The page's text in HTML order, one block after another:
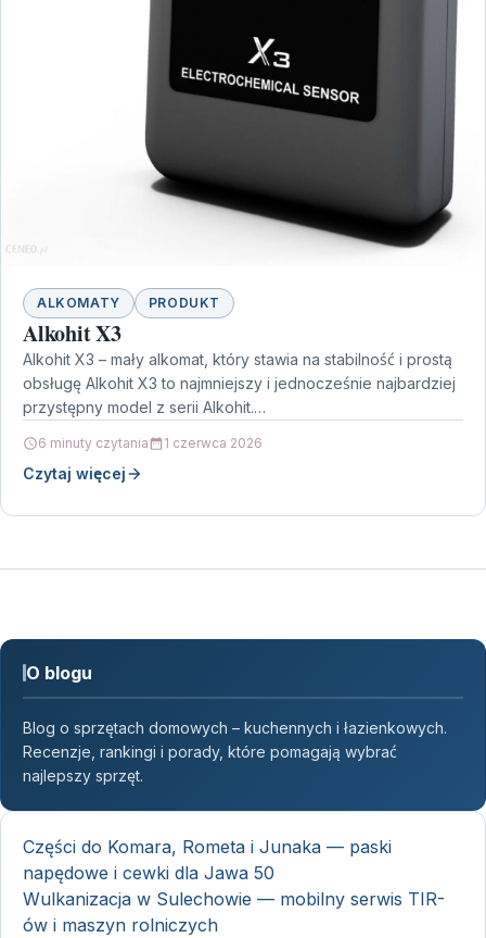
ALKOMATY PRODUKT
Alkohit X3
Alkohit X3 – mały alkomat, który stawia na stabilność i prostą
obsługę Alkohit X3 to najmniejszy i jednocześnie najbardziej
przystępny model z serii Alkohit.…
6 minuty czytania 1 czerwca 2026
Czytaj więcej
O blogu
Blog o sprzętach domowych – kuchennych i łazienkowych.
Recenzje, rankingi i porady, które pomagają wybrać
najlepszy sprzęt.
Części do Komara, Rometa i Junaka — paski
napędowe i cewki dla Jawa 50
Wulkanizacja w Sulechowie — mobilny serwis TIR-
ów i maszyn rolniczych